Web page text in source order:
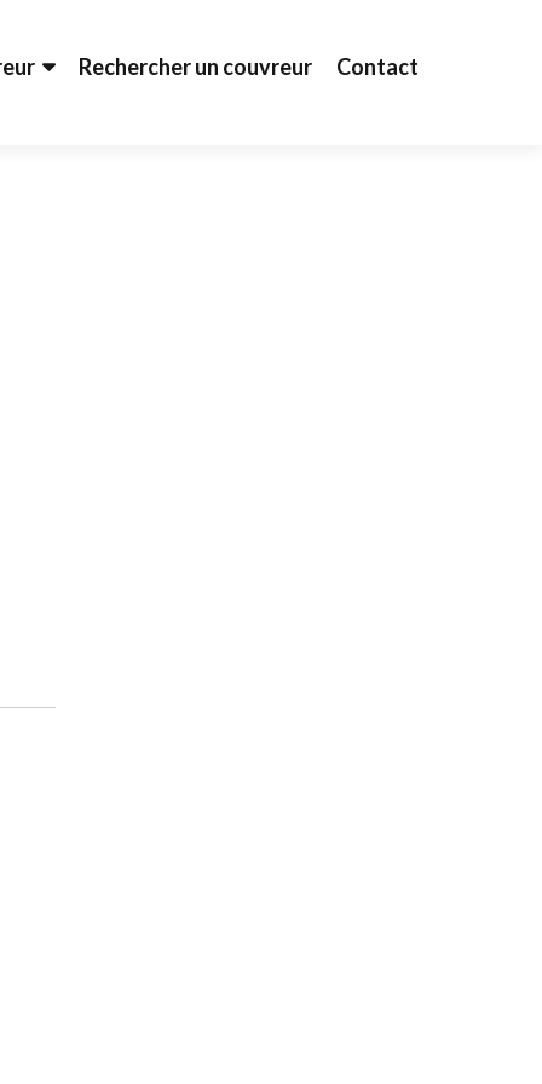
Rechercher un couvreur Contact